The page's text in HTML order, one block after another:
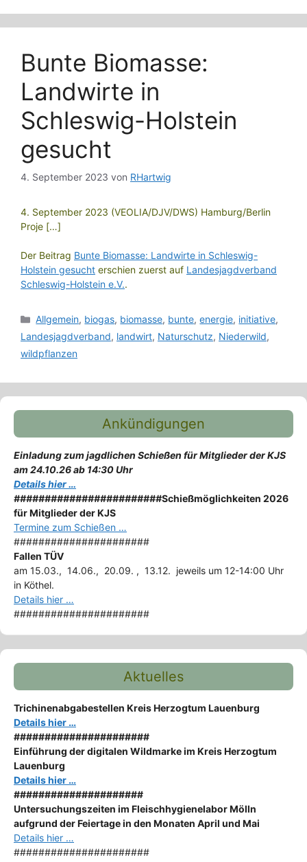
Bunte Biomasse:
Landwirte in
Schleswig-Holstein
gesucht
4. September 2023 von RHartwig
4. September 2023 (VEOLIA/DJV/DWS) Hamburg/Berlin
Proje […]
Der Beitrag Bunte Biomasse: Landwirte in Schleswig-
Holstein gesucht erschien zuerst auf Landesjagdverband
Schleswig-Holstein e.V..
Kategorien
Allgemein, biogas, biomasse, bunte,energie, initiative,
Landesjagdverband, landwirt, Naturschutz, Niederwild,
wildpflanzen
Ankündigungen
Einladung zum jagdlichen Schießen für Mitglieder der KJS
am 24.10.26 ab 14:30 Uhr
Details hier …
########################Schießmöglichkeiten 2026
für Mitglieder der KJS
Termine zum Schießen …
######################
Fallen TÜV
am 15.03., 14.06., 20.09. , 13.12. jeweils um 12-14:00 Uhr
in Köthel.
Details hier …
######################
Aktuelles
Trichinenabgabestellen Kreis Herzogtum Lauenburg
Details hier …
######################
Einführung der digitalen Wildmarke im Kreis Herzogtum
Lauenburg
Details hier …
#####################
Untersuchungszeiten im Fleischhygienelabor Mölln
aufgrund der Feiertage in den Monaten April und Mai
Details hier …
######################